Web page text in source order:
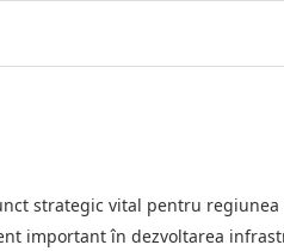
strategic vital pentru
important în dezvoltarea